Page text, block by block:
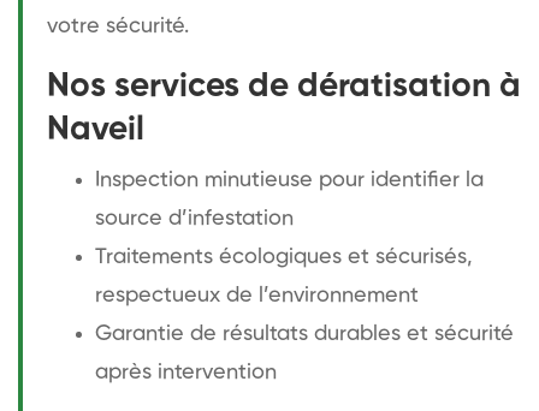
votre sécurité.
Nos services de dératisation à
Naveil
Inspection minutieuse pour identifier la
source d’infestation
Traitements écologiques et sécurisés,
respectueux de l’environnement
Garantie de résultats durables et sécurité
après intervention